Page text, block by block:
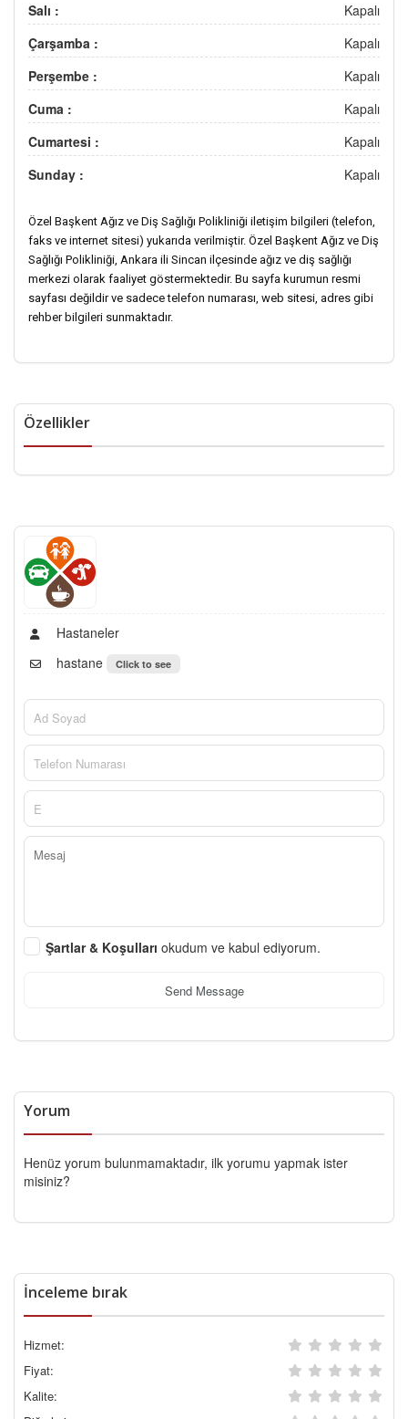
Salı :
Kapalı
Çarşamba :
Kapalı
Perşembe :
Kapalı
Cuma :
Kapalı
Cumartesi :
Kapalı
Sunday :
Kapalı
Özel Başkent Ağız ve Diş Sağlığı Polikliniği iletişim bilgileri (telefon,
faks ve internet sitesi) yukarıda verilmiştir. Özel Başkent Ağız ve Diş
Sağlığı Polikliniği, Ankara ili Sincan ilçesinde ağız ve diş sağlığı
merkezi olarak faaliyet göstermektedir. Bu sayfa kurumun resmi
sayfası değildir ve sadece telefon numarası, web sitesi, adres gibi
rehber bilgileri sunmaktadır.
Özellikler
Hastaneler
hastane
Click to see
Şartlar & Koşulları okudum ve kabul ediyorum.
Send Message
Yorum
Henüz yorum bulunmamaktadır, ilk yorumu yapmak ister
misiniz?
İnceleme bırak
Hizmet:
Fiyat:
Kalite: